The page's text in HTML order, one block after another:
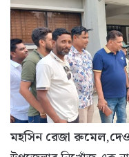
মহসিন রেজা